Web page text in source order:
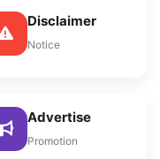
Disclaimer
Notice
Advertise
Promotion